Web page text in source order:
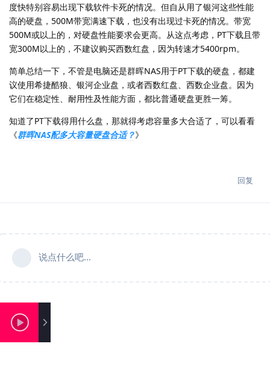
度快特别容易出现下载软件卡死的情况。但自从用了银河这些性能
高的硬盘，500M带宽满速下载，也没有出现过卡死的情况。带宽
500M或以上的，对硬盘性能要求会更高。从这点考虑，PT下载且带
宽300M以上的，不建议购买西数红盘，因为转速才5400rpm。
简单总结一下，不管是电脑还是群晖NAS用于PT下载的硬盘，都建
议使用希捷酷狼、银河企业盘，或者西数红盘、西数企业盘。因为
它们在稳定性、耐用性及性能方面，都比普通硬盘更胜一筹。
知道了PT下载得用什么盘，那就得考虑容量多大合适了，可以看看
《群晖NAS配多大容量硬盘合适？》
回复
说点什么吧...